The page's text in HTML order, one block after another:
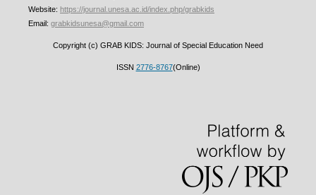
Website: https://journal.unesa.ac.id/index.php/grabkids
Email: grabkidsunesa@gmail.com
Copyright (c) GRAB KIDS: Journal of Special Education Need
ISSN 2776-8767(Online)